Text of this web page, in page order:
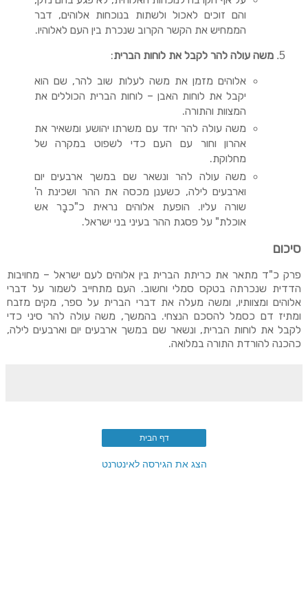
והם זוכים לאכול ולשתות בנוכחות אלוהים, דבר
הממחיש את הקשר הקרוב שנכרת בין העם לאלוהיו.
משה עולה להר לקבל את לוחות הברית:
אלוהים מזמן את משה לעלות שוב להר, שם הוא
יקבל את לוחות האבן – לוחות הברית הכוללים את
המצוות והתורה.
משה עולה להר יחד עם משרתו יהושע ומשאיר את
אהרון וחור עם העם כדי לשפוט במקרה של
מחלוקת.
משה עולה להר ונשאר שם במשך ארבעים יום
וארבעים לילה, כשענן מכסה את ההר ושכינת ה'
שורה עליו. הופעת אלוהים נראית כ"כבָר אש
אוכלת" על פסגת ההר בעיני בני ישראל.
סיכום
פרק כ"ד מתאר את כריתת הברית בין אלוהים לעם ישראל – מחויבות
הדדית שנכרתה בטקס סמלי וחשוב. העם מתחייב לשמור על דברי
אלוהים ומצוותיו, ומשה מעלה את דברי הברית על ספר, מקים מזבח
ומתיז דם כסמל להסכם הנצחי. בהמשך, משה עולה להר סיני כדי
לקבל את לוחות הברית, ונשאר שם במשך ארבעים יום וארבעים לילה,
כהכנה להורדת התורה במלואה.
דף הבית
הצג את הגירסה לאינטרנט